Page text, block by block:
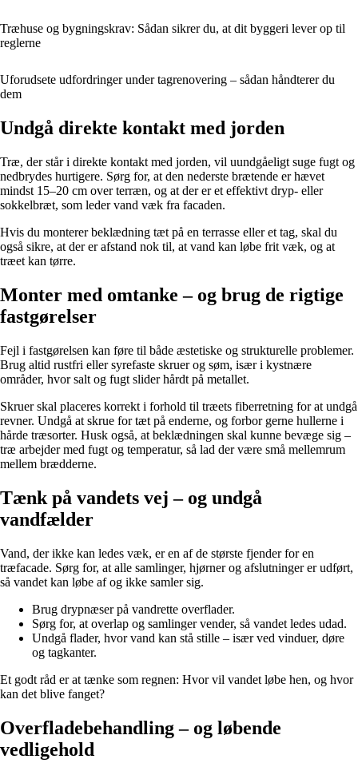
Træhuse og bygningskrav: Sådan sikrer du, at dit byggeri lever op til
reglerne
Uforudsete udfordringer under tagrenovering – sådan håndterer du
dem
Undgå direkte kontakt med jorden
Træ, der står i direkte kontakt med jorden, vil uundgåeligt suge fugt og
nedbrydes hurtigere. Sørg for, at den nederste brætende er hævet
mindst 15–20 cm over terræn, og at der er et effektivt dryp- eller
sokkelbræt, som leder vand væk fra facaden.
Hvis du monterer beklædning tæt på en terrasse eller et tag, skal du
også sikre, at der er afstand nok til, at vand kan løbe frit væk, og at
træet kan tørre.
Monter med omtanke – og brug de rigtige
fastgørelser
Fejl i fastgørelsen kan føre til både æstetiske og strukturelle problemer.
Brug altid rustfri eller syrefaste skruer og søm, især i kystnære
områder, hvor salt og fugt slider hårdt på metallet.
Skruer skal placeres korrekt i forhold til træets fiberretning for at undgå
revner. Undgå at skrue for tæt på enderne, og forbor gerne hullerne i
hårde træsorter. Husk også, at beklædningen skal kunne bevæge sig –
træ arbejder med fugt og temperatur, så lad der være små mellemrum
mellem brædderne.
Tænk på vandets vej – og undgå
vandfælder
Vand, der ikke kan ledes væk, er en af de største fjender for en
træfacade. Sørg for, at alle samlinger, hjørner og afslutninger er udført,
så vandet kan løbe af og ikke samler sig.
Brug drypnæser på vandrette overflader.
Sørg for, at overlap og samlinger vender, så vandet ledes udad.
Undgå flader, hvor vand kan stå stille – især ved vinduer, døre
og tagkanter.
Et godt råd er at tænke som regnen: Hvor vil vandet løbe hen, og hvor
kan det blive fanget?
Overfladebehandling – og løbende
vedligehold